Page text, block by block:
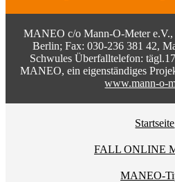
MANEO c/o Mann-O-Meter
Berlin; Fax: 030-236 381 42,
Schwules Überfalltelefon:
MANEO, ein eigenständiges
www.mann-o-
Startseite
FALL ONLINE
MANEO-